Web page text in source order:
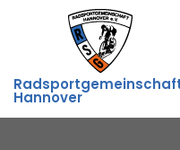
Hannover